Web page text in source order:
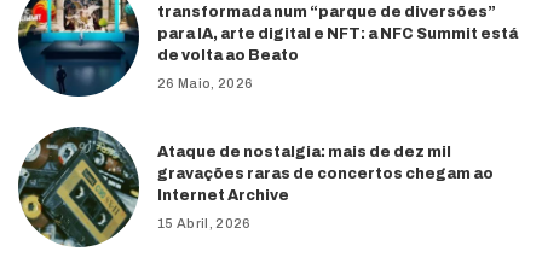
transformada num “parque de diversões”
para IA, arte digital e NFT: a NFC Summit está
de volta ao Beato
26 Maio, 2026
Ataque de nostalgia: mais de dez mil
gravações raras de concertos chegam ao
Internet Archive
15 Abril, 2026